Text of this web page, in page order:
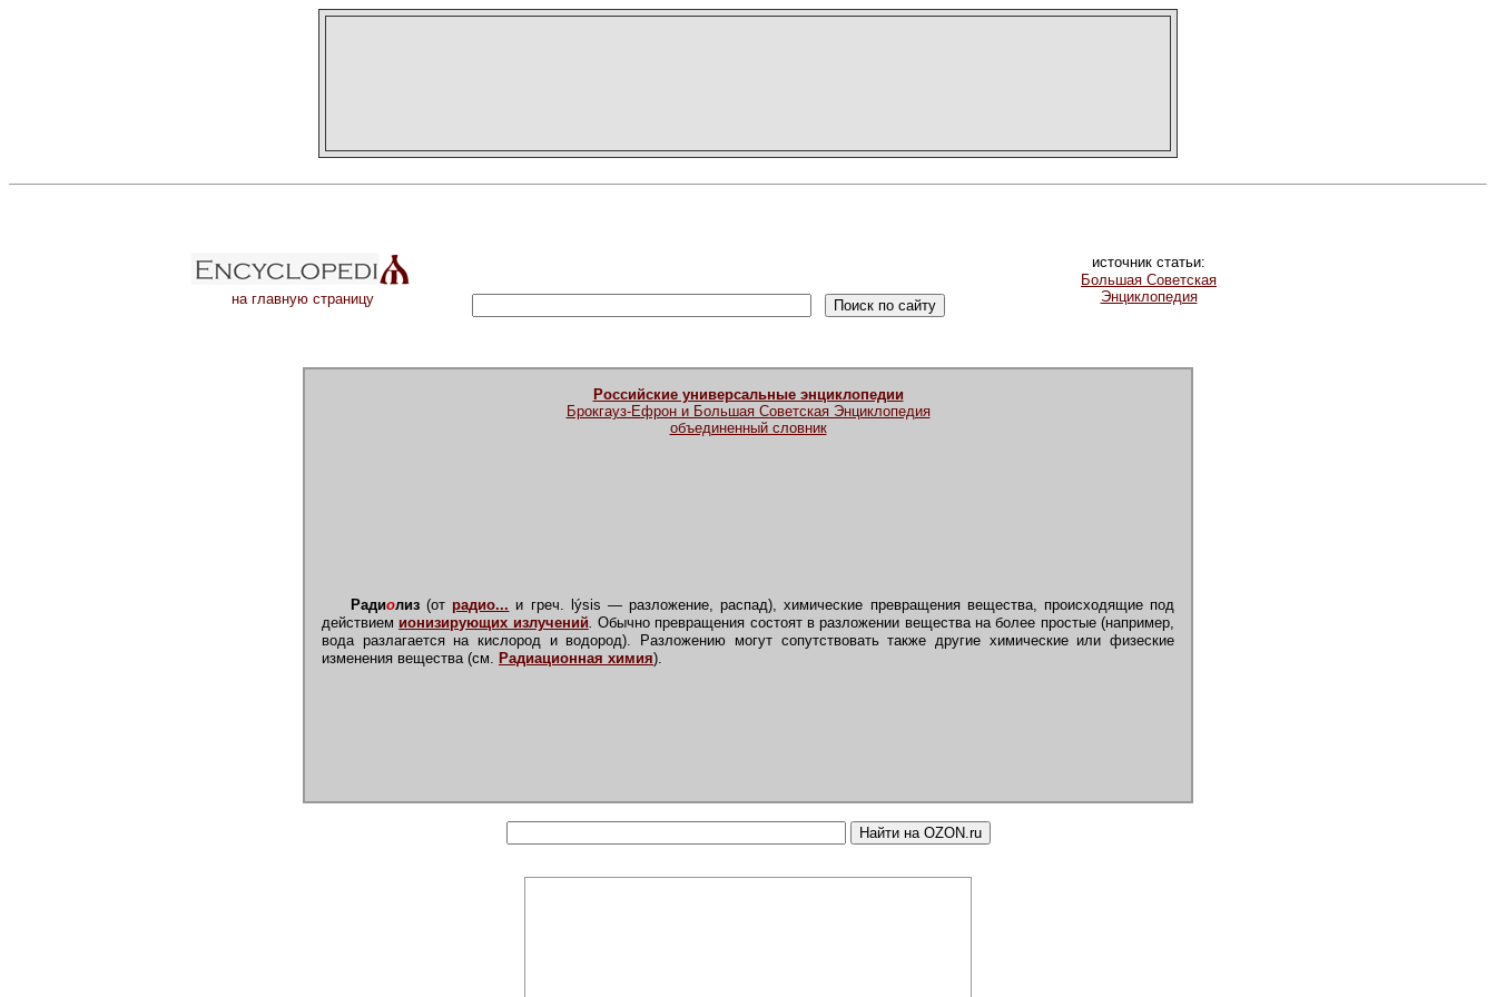
на главную страницу
источник статьи:
Большая Советская
Энциклопедия
Российские универсальные энциклопедии
Брокгауз-Ефрон и Большая Советская Энциклопедия
объединенный словник
Радиолиз (отрадио... и греч. l ýsis — разложение, распад), химические превращения вещества, происходящие под
действием ионизирующих излучений. Обычно превращения состоят в разложении вещества на более простые (например,
вода разлагается на кислород и водород). Разложению могут сопутствовать также другие химические или физеские
изменения вещества (см. Радиационная химия).